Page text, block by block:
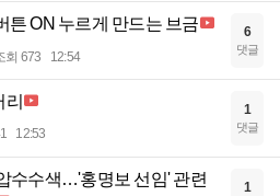
튼 ON 누르게 만드는 브금
회 673 12:54
6
댓글
12:53
1
댓글
수수색…'홍명보 선임' 관련
1